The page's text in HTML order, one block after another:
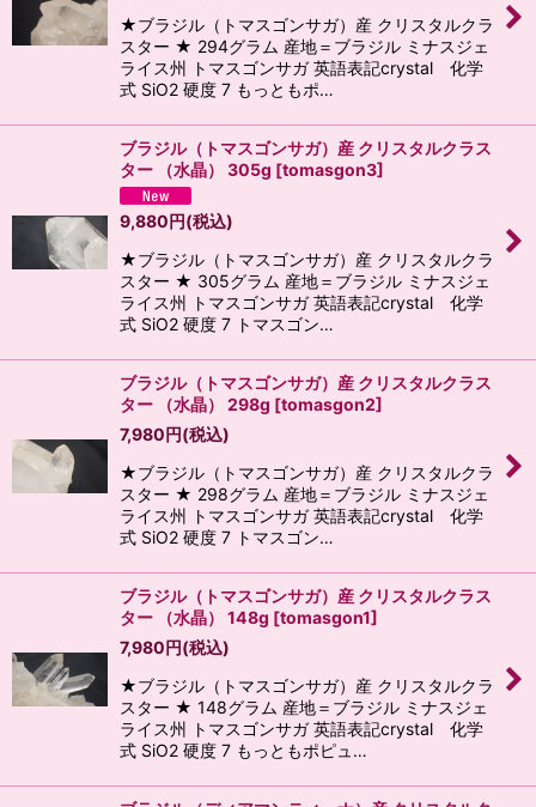
★ブラジル（トマスゴンサガ）産 クリスタルクラ
スター ★ 294グラム 産地＝ブラジル ミナスジェ
ライス州 トマスゴンサガ 英語表記crystal 化学
式 SiO2 硬度 7 もっともポ…
ブラジル（トマスゴンサガ）産 クリスタルクラス
ター （水晶） 305g [tomasgon3]
9,880円(税込)
★ブラジル（トマスゴンサガ）産 クリスタルクラ
スター ★ 305グラム 産地＝ブラジル ミナスジェ
ライス州 トマスゴンサガ 英語表記crystal 化学
式 SiO2 硬度 7 トマスゴン…
ブラジル（トマスゴンサガ）産 クリスタルクラス
ター （水晶） 298g [tomasgon2]
7,980円(税込)
★ブラジル（トマスゴンサガ）産 クリスタルクラ
スター ★ 298グラム 産地＝ブラジル ミナスジェ
ライス州 トマスゴンサガ 英語表記crystal 化学
式 SiO2 硬度 7 トマスゴン…
ブラジル（トマスゴンサガ）産 クリスタルクラス
ター （水晶） 148g [tomasgon1]
7,980円(税込)
★ブラジル（トマスゴンサガ）産 クリスタルクラ
スター ★ 148グラム 産地＝ブラジル ミナスジェ
ライス州 トマスゴンサガ 英語表記crystal 化学
式 SiO2 硬度 7 もっともポピュ…